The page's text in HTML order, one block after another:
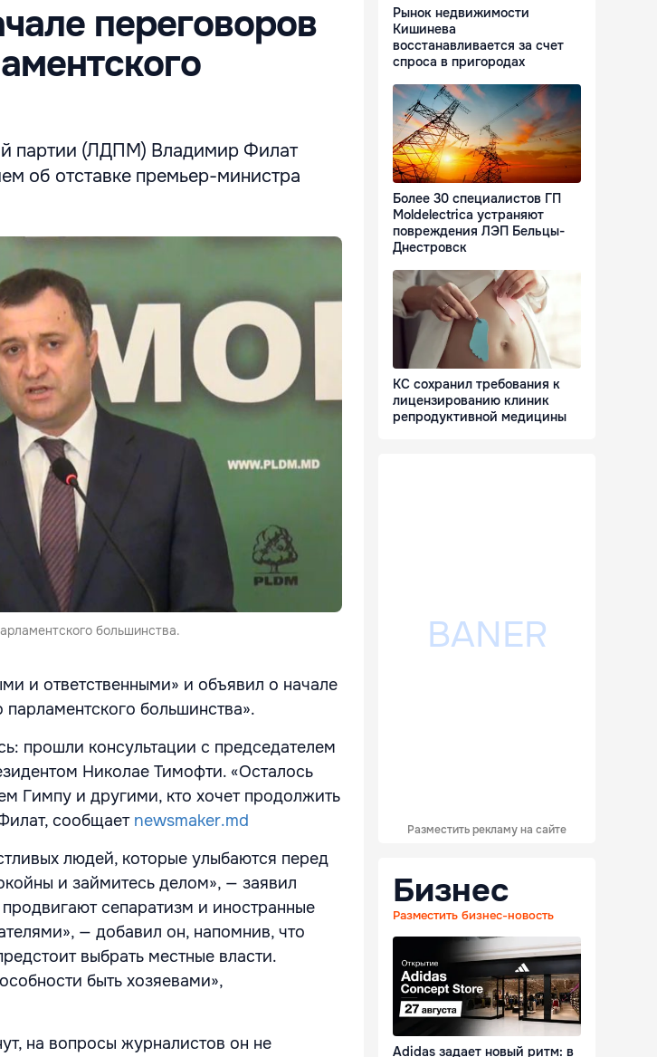
переговоров
партии (ЛДПМ) Владимир Филат
об отставке премьер-министра
большинства.
и ответственными» и объявил о начале
большинства».
прошли консультации с председателем
Николае Тимофти. «Осталось
Гимпу и другими, кто хочет продолжить
сообщает newsmaker.md
людей, которые улыбаются перед
и займитесь делом», — заявил
сепаратизм и иностранные
— добавил он, напомнив, что
выбрать местные власти.
быть хозяевами»,
на вопросы журналистов он не
Рынок недвижимости
Кишинева
восстанавливается за счет
спроса в пригородах
Более 30 специалистов ГП
Moldelectrica устраняют
повреждения ЛЭП Бельцы-
Днестровск
КС сохранил требования к
лицензированию клиник
репродуктивной медицины
Разместить рекламу на сайте
Бизнес
Разместить бизнес-новость
Adidas задает новый ритм: в